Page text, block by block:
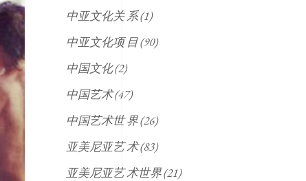
中亚文化关 系(1)
中亚文化项 目(90)
中国文化(2)
中国艺术(47)
中国艺术世 界(26)
亚美尼亚艺 术(83)
亚美尼亚艺 术世界(21)